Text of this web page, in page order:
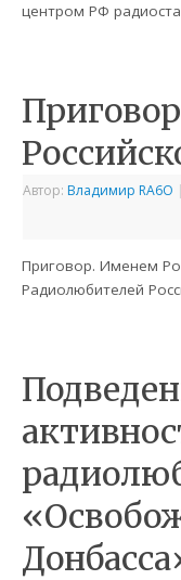
центром РФ
Автор: Владимир RA6O |
Приговор. Именем
Радиолюбителей